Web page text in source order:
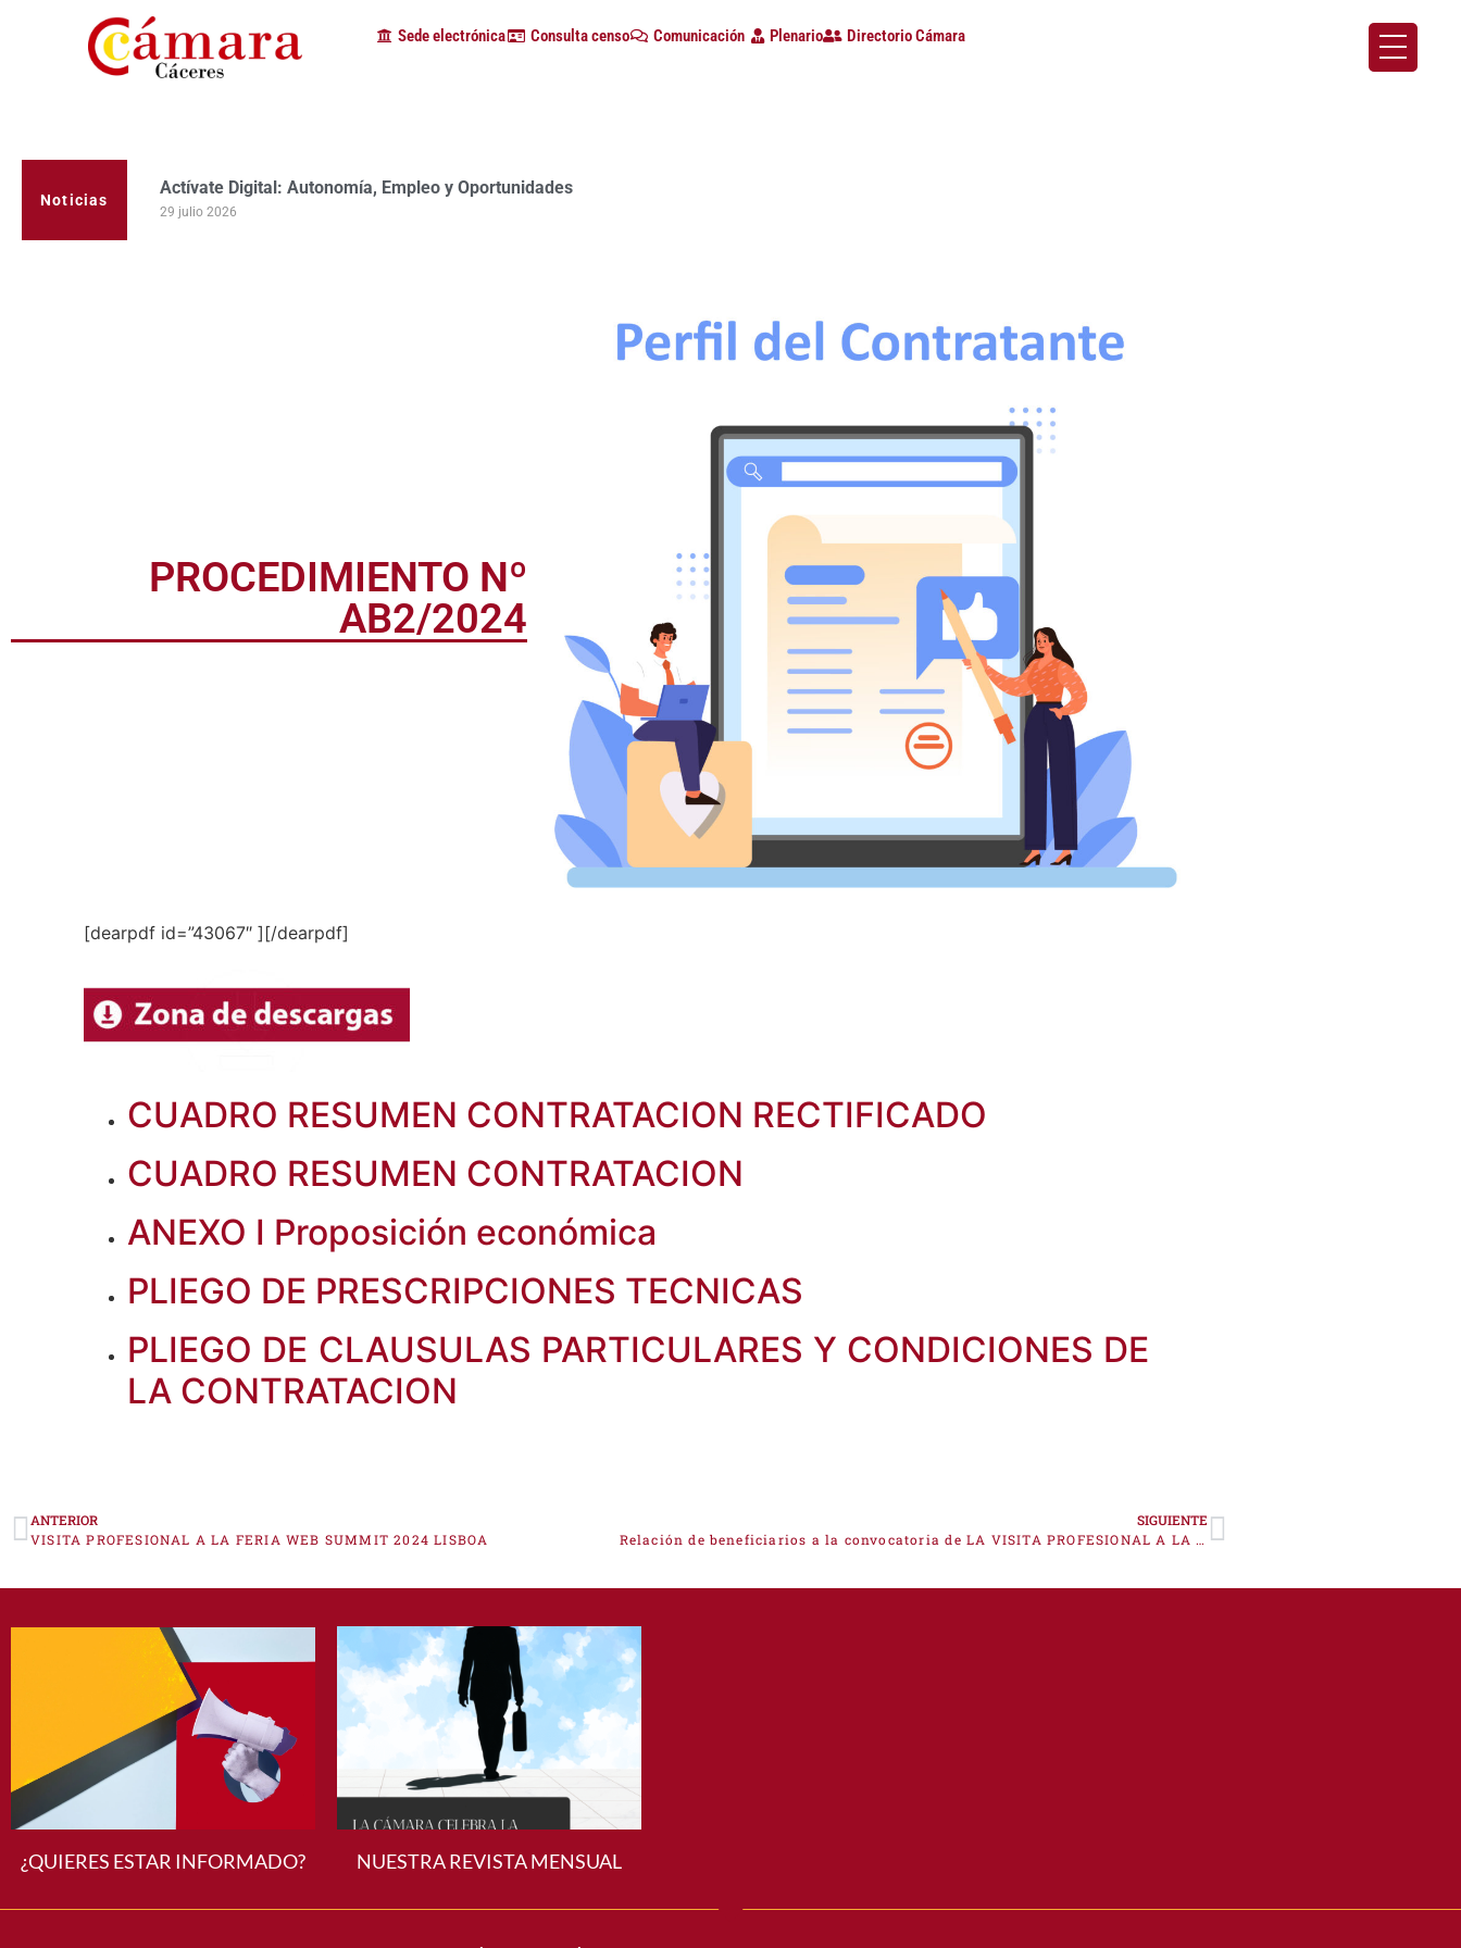
Sede electrónica Consulta censo Comunicación Plenario Directorio Cámara
Noticias
Actívate Digital: Autonomía, Empleo y Oportunidades
29 julio 2026
PROCEDIMIENTO Nº
AB2/2024
[dearpdf id=”43067″ ][/dearpdf]
CUADRO RESUMEN CONTRATACION RECTIFICADO
CUADRO RESUMEN CONTRATACION
ANEXO I Proposición económica
PLIEGO DE PRESCRIPCIONES TECNICAS
PLIEGO DE CLAUSULAS PARTICULARES Y CONDICIONES DE
LA CONTRATACION
ANTERIOR
VISITA PROFESIONAL A LA FERIA WEB SUMMIT 2024 LISBOA
SIGUIENTE
Relación de beneficiarios a la convocatoria de LA VISITA PROFESIONAL A LA FERIA ASIA FRUIT LOGISTICA (HONG KONG, 4 AL 6 DE SEPTIEMBRE) EN EL MARCO DEL PROGRAMA PYME GLOBAL 2024
¿QUIERES ESTAR INFORMADO? NUESTRA REVISTA MENSUAL